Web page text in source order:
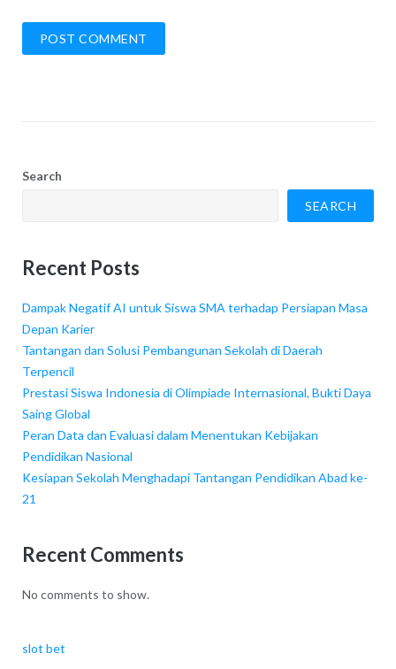
Search
SEARCH
Recent Posts
Dampak Negatif AI untuk Siswa SMA terhadap Persiapan Masa
Depan Karier
Tantangan dan Solusi Pembangunan Sekolah di Daerah
Terpencil
Prestasi Siswa Indonesia di Olimpiade Internasional, Bukti Daya
Saing Global
Peran Data dan Evaluasi dalam Menentukan Kebijakan
Pendidikan Nasional
Kesiapan Sekolah Menghadapi Tantangan Pendidikan Abad ke-
21
Recent Comments
No comments to show.
slot bet